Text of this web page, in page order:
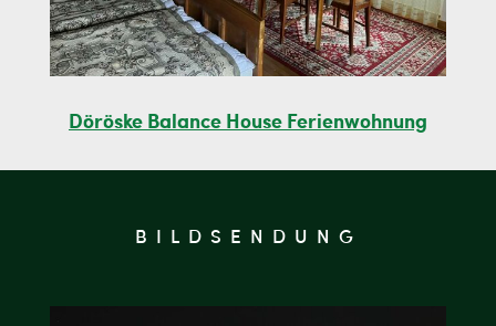
Döröske Balance House Ferienwohnung
BILDSENDUNG